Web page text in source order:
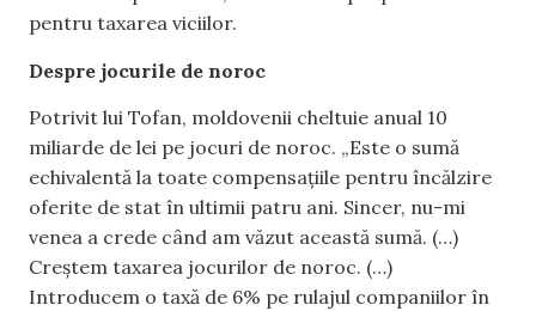
pentru taxarea viciilor.
Despre jocurile de noroc
Potrivit lui Tofan, moldovenii cheltuie anual 10
miliarde de lei pe jocuri de noroc. „Este o sumă
echivalentă la toate compensațiile pentru încălzire
oferite de stat în ultimii patru ani. Sincer, nu-mi
venea a crede când am văzut această sumă. (…)
Creștem taxarea jocurilor de noroc. (…)
Introducem o taxă de 6% pe rulajul companiilor în